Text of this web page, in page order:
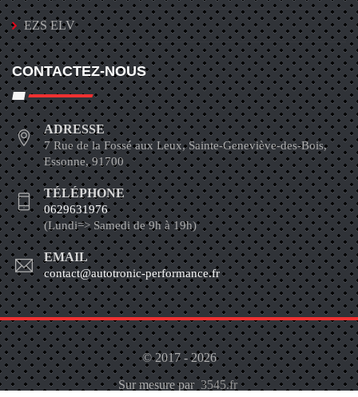
EZS ELV
CONTACTEZ-NOUS
ADRESSE
7 Rue de la Fossé aux Leux, Sainte-Geneviève-des-Bois,
Essonne, 91700
TÉLÉPHONE
0629631976
(Lundi=> Samedi de 9h à 19h)
EMAIL
contact@autotronic-performance.fr
© 2017 - 2026
Sur mesure par 3545.fr